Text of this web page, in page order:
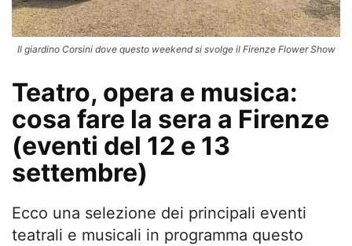
Il giardino Corsini dove questo weekend si svolge il Firenze Flower Show
Teatro, opera e musica:
cosa fare la sera a Firenze
(eventi del 12 e 13
settembre)
Ecco una selezione dei principali eventi
teatrali e musicali in programma questo